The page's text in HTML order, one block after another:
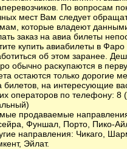
По вопросам
мест Вам следует
которые владеют
заказ на авиа билеты
купить авиабилеты в
об этом заранее.
обычно раскупаются в
остаются только дорогие
билетов, на интересующие
операторов по телефону: 8
продаваемые
Фуншал, Порто, Пико-
направления: Чикаго,
, Эйлат.